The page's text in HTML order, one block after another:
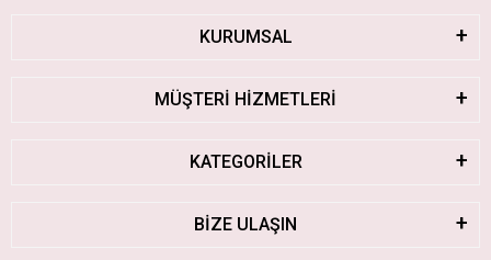
KURUMSAL
MÜŞTERİ HİZMETLERİ
KATEGORİLER
BİZE ULAŞIN